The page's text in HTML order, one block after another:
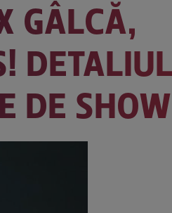
GÂLCĂ,
DE SHOW